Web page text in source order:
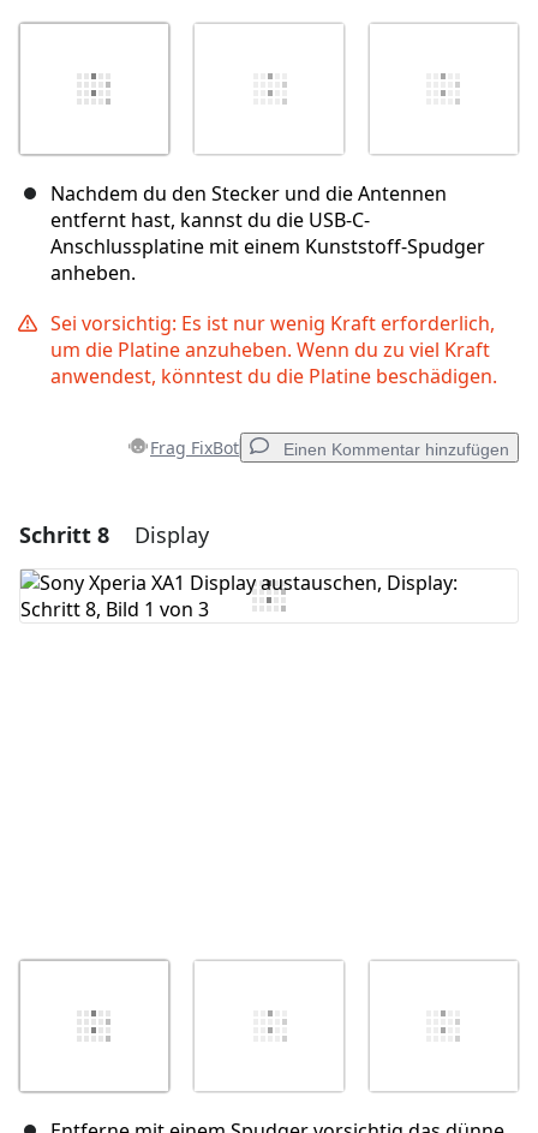
Nachdem du den Stecker und die Antennen
entfernt hast, kannst du die USB-C-
Anschlussplatine mit einem Kunststoff-Spudger
anheben.
Sei vorsichtig: Es ist nur wenig Kraft erforderlich,
um die Platine anzuheben. Wenn du zu viel Kraft
anwendest, könntest du die Platine beschädigen.
Frag FixBot Einen Kommentar hinzufügen
Einen Kommentar hinzufügen
Kommentar hinzufügen
Schritt 8 Display